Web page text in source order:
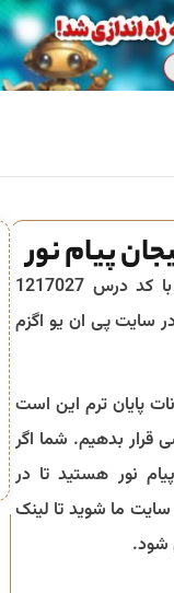
پیام نور
با کد درس 1217027
سایت پی ان یو اگزم
پایان ترم این است
قرار بدهیم. شما اگر
نور هستید تا در
ما شوید تا لینک
شود.